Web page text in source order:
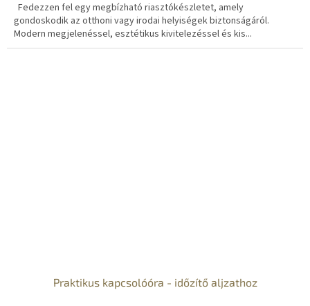
Fedezzen fel egy megbízható riasztókészletet, amely
gondoskodik az otthoni vagy irodai helyiségek biztonságáról.
Modern megjelenéssel, esztétikus kivitelezéssel és kis...
Praktikus kapcsolóóra - időzítő aljzathoz